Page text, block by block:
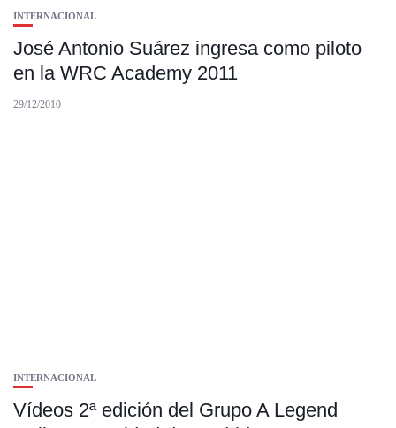
INTERNACIONAL
José Antonio Suárez ingresa como piloto
en la WRC Academy 2011
29/12/2010
INTERNACIONAL
Vídeos 2ª edición del Grupo A Legend